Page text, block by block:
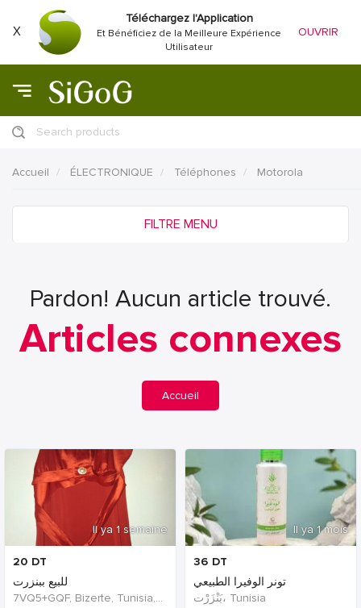
X
Téléchargez l'Application
Et Bénéficiez de la Meilleure Expérience
Utilisateur
OUVRIR
Search products
Accueil ÉLECTRONIQUE Téléphones Motorola
FILTRE MENU
Pardon! Aucun article trouvé.
Articles connexes
Accueil
Il ya 1 semaine
20 DT
للبيع ببنزرت
7VQ5+GQF, Bizerte, Tunisia, Tunisia
Il ya 1 mois
36 DT
تونر الوفيرا الطبيعي
بَنْزَرْت‎، Tunisia